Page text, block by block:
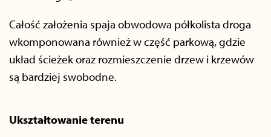
Całość założenia spaja obwodowa półkolista droga
wkomponowana również w część parkową, gdzie
układ ścieżek oraz rozmieszczenie drzew i krzewów
są bardziej swobodne.
Ukształtowanie terenu